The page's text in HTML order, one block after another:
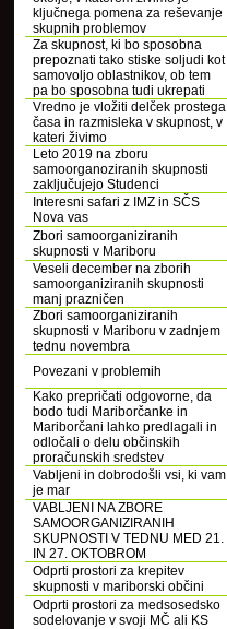
ključnega pomena za reševanje
skupnih problemov
Za skupnost, ki bo sposobna
prepoznati tako stiske soljudi kot
samovoljo oblastnikov, ob tem
pa bo sposobna tudi ukrepati
Vredno je vložiti delček prostega
časa in razmisleka v skupnost, v
kateri živimo
Leto 2019 na zboru
samoorganoziranih skupnosti
zaključujejo Studenci
Interesni safari z IMZ in SČS
Nova vas
Zbori samoorganiziranih
skupnosti v Mariboru
Veseli december na zborih
samoorganiziranih skupnosti
manj prazničen
Zbori samoorganiziranih
skupnosti v Mariboru v zadnjem
tednu novembra
Povezani v problemih
Kako prepričati odgovorne, da
bodo tudi Mariborčanke in
Mariborčani lahko predlagali in
odločali o delu občinskih
proračunskih sredstev
Vabljeni in dobrodošli vsi, ki vam
je mar
VABLJENI NA ZBORE
SAMOORGANIZIRANIH
SKUPNOSTI V TEDNU MED 21.
IN 27. OKTOBROM
Odprti prostori za krepitev
skupnosti v mariborski občini
Odprti prostori za medsosedsko
sodelovanje v svoji MČ ali KS